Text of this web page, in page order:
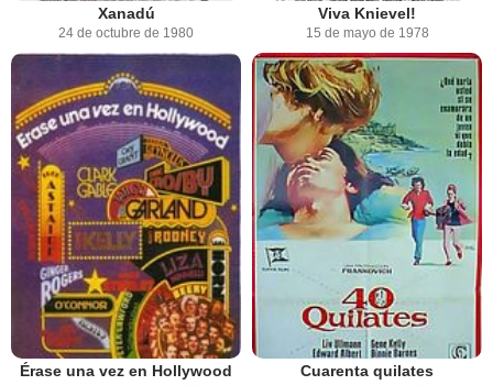
Xanadú
24 de octubre de 1980
Viva Knievel!
15 de mayo de 1978
Érase una vez en Hollywood Cuarenta quilates